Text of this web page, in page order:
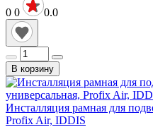
0 0 0.0
В корзину
Инсталляция рамная для
Profix Air, IDDIS